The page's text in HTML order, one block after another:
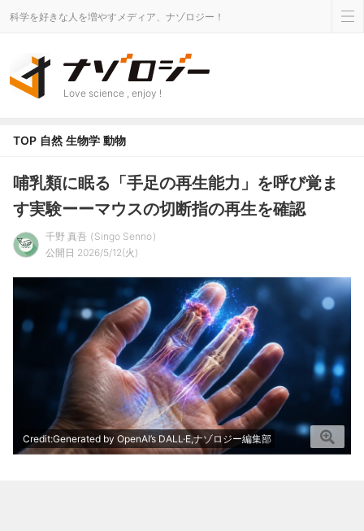
科学を好きな人を増やすメディア、ナゾロジー！
Love science , enjoy !
TOP 自然 生物学 動物
哺乳類に眠る「手足の再生能力」を呼び覚ま
す実験ーーマウスの切断指の再生を確認
千野 真吾
Singo Senno
公開日 2026/5/12(火)
Credit:Generated by OpenAI’s DALL·E,ナゾロジー編集部